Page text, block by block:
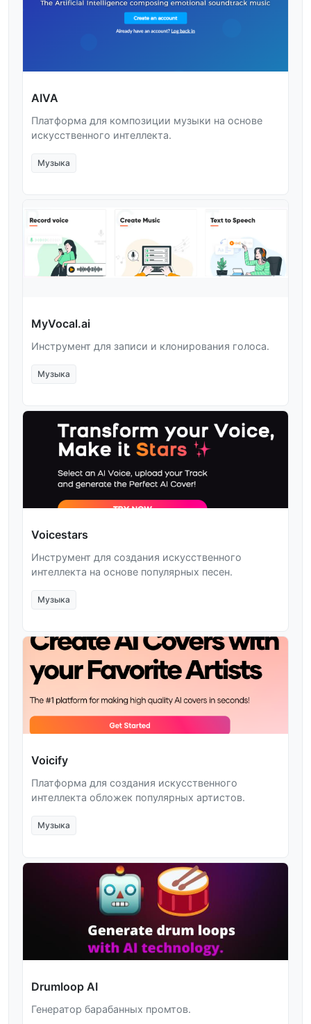
AIVA
Платформа для композиции музыки на основе
искусственного интеллекта.
Музыка
MyVocal.ai
Инструмент для записи и клонирования голоса.
Музыка
Voicestars
Инструмент для создания искусственного
интеллекта на основе популярных песен.
Музыка
Voicify
Платформа для создания искусственного
интеллекта обложек популярных артистов.
Музыка
Drumloop AI
Генератор барабанных промтов.